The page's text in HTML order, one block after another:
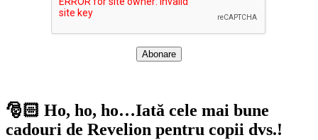
🎅🏻 Ho, ho, ho…Iată cele mai bune
cadouri de Revelion pentru copii dvs.!